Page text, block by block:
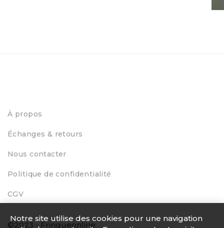
À propos
Échanges & retours
Nous contacter
Politique de confidentialité
CGV
©2023 - Fringueonline
Notre site utilise des cookies pour une navigation